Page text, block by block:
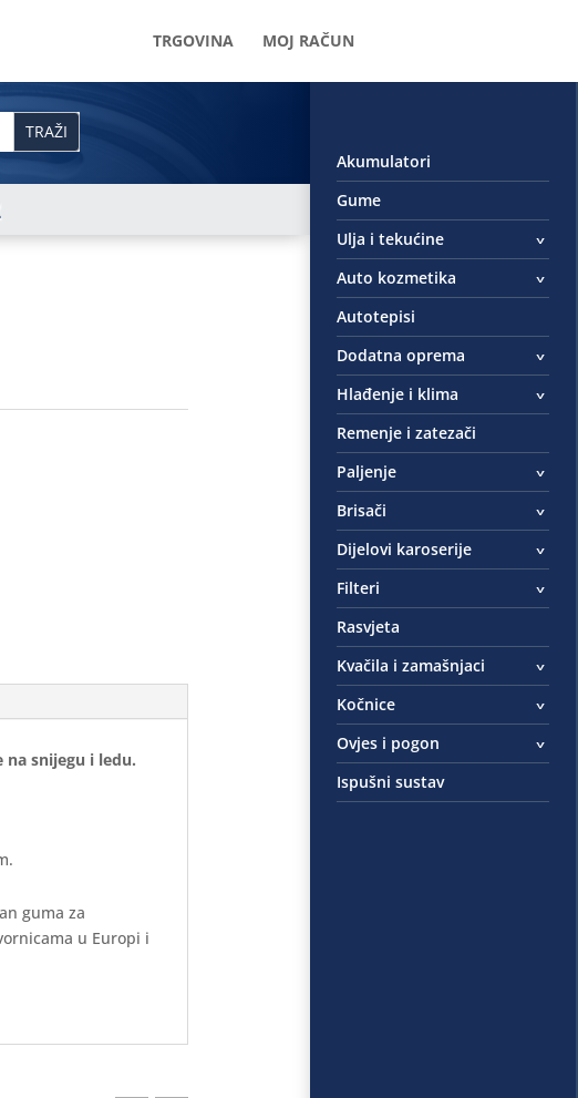
TRGOVINA MOJ RAČUN
na snijegu i ledu.
guma za
u Europi i
Akumulatori
Gume
Ulja i tekućine
Auto kozmetika
Autotepisi
Dodatna oprema
Hlađenje i klima
Remenje i zatezači
Paljenje
Brisači
Dijelovi karoserije
Filteri
Rasvjeta
Kvačila i zamašnjaci
Kočnice
Ovjes i pogon
Ispušni sustav